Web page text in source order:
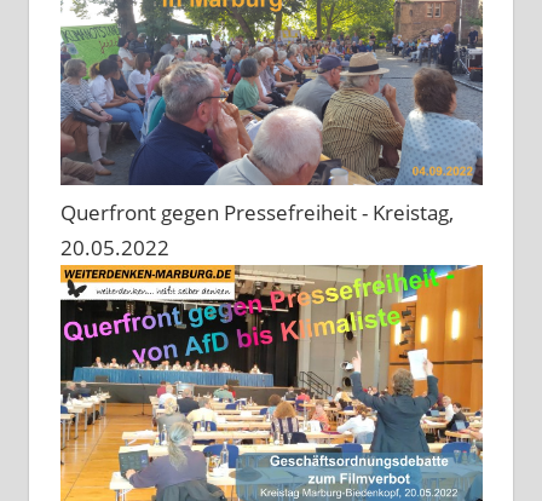
Querfront gegen Pressefreiheit - Kreistag,
20.05.2022